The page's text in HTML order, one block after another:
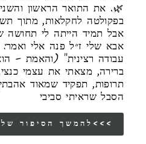
🌿. את התואר הראשון והשני
בפקולטה לחקלאות, מתוך
אבל תמיד הייתה לי
אבא שלי ז״ל פנה אלי
עבודה רצינית" (והאמת –
ברירה, מצאתי את עצמי
תרופות, תפקיד שמאוד
הסבל שראיתי סביבי
להמשך הסיפור שלי<<<